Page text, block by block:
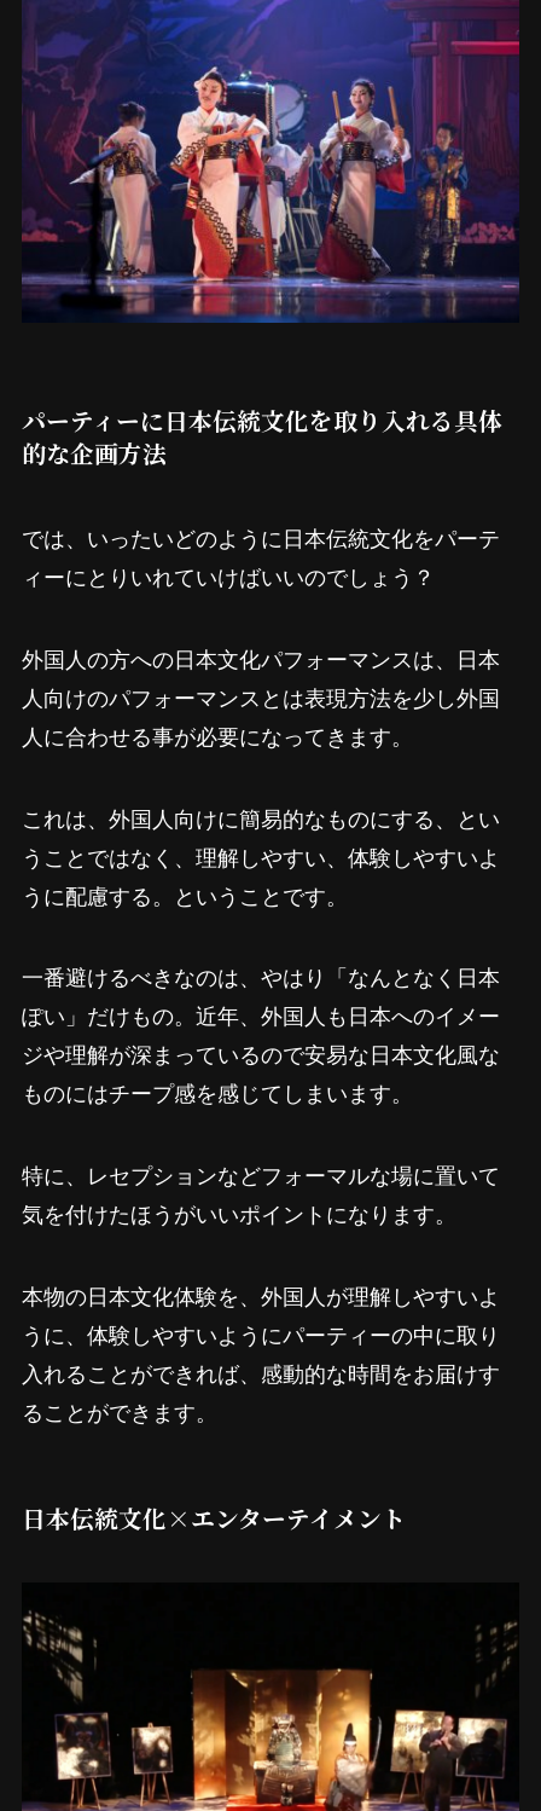
パーティーに日本伝統文化を取り入れる具体
的な企画方法
では、いったいどのように日本伝統文化をパーテ
ィーにとりいれていけばいいのでしょう？
外国人の方への日本文化パフォーマンスは、日本
人向けのパフォーマンスとは表現方法を少し外国
人に合わせる事が必要になってきます。
これは、外国人向けに簡易的なものにする、とい
うことではなく、理解しやすい、体験しやすいよ
うに配慮する。ということです。
一番避けるべきなのは、やはり「なんとなく日本
ぽい」だけもの。近年、外国人も日本へのイメー
ジや理解が深まっているので安易な日本文化風な
ものにはチープ感を感じてしまいます。
特に、レセプションなどフォーマルな場に置いて
気を付けたほうがいいポイントになります。
本物の日本文化体験を、外国人が理解しやすいよ
うに、体験しやすいようにパーティーの中に取り
入れることができれば、感動的な時間をお届けす
ることができます。
日本伝統文化×エンターテイメント